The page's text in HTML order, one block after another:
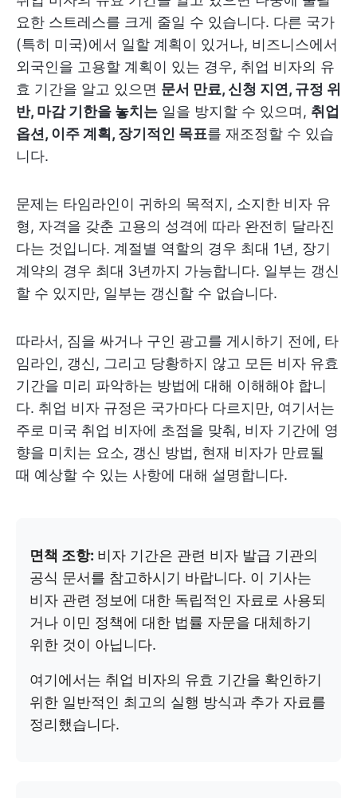
요한 스트레스를 크게 줄일 수 있습니다. 다른 국가
(특히 미국)에서 일할 계획이 있거나, 비즈니스에서
외국인을 고용할 계획이 있는 경우, 취업 비자의 유
효 기간을 알고 있으면 문서 만료, 신청 지연, 규정 위
반, 마감 기한을 놓치는 일을 방지할 수 있으며, 취업
옵션, 이주 계획, 장기적인 목표를 재조정할 수 있습
니다.
문제는 타임라인이 귀하의 목적지, 소지한 비자 유
형, 자격을 갖춘 고용의 성격에 따라 완전히 달라진
다는 것입니다. 계절별 역할의 경우 최대 1년, 장기
계약의 경우 최대 3년까지 가능합니다. 일부는 갱신
할 수 있지만, 일부는 갱신할 수 없습니다.
따라서, 짐을 싸거나 구인 광고를 게시하기 전에, 타
임라인, 갱신, 그리고 당황하지 않고 모든 비자 유효
기간을 미리 파악하는 방법에 대해 이해해야 합니
다. 취업 비자 규정은 국가마다 다르지만, 여기서는
주로 미국 취업 비자에 초점을 맞춰, 비자 기간에 영
향을 미치는 요소, 갱신 방법, 현재 비자가 만료될
때 예상할 수 있는 사항에 대해 설명합니다.
면책 조항: 비자 기간은 관련 비자 발급 기관의
공식 문서를 참고하시기 바랍니다. 이 기사는
비자 관련 정보에 대한 독립적인 자료로 사용되
거나 이민 정책에 대한 법률 자문을 대체하기
위한 것이 아닙니다.
여기에서는 취업 비자의 유효 기간을 확인하기
위한 일반적인 최고의 실행 방식과 추가 자료를
정리했습니다.